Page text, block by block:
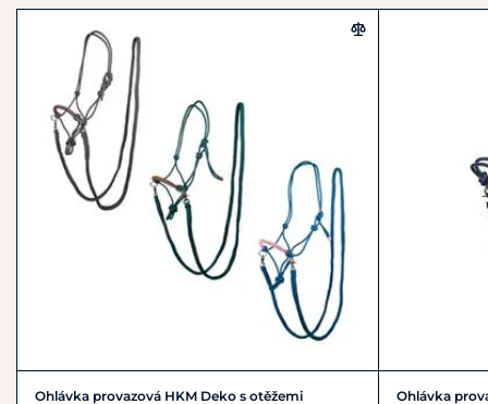
Ohlávka provazová HKM Deko s otěžemi Ohlávka